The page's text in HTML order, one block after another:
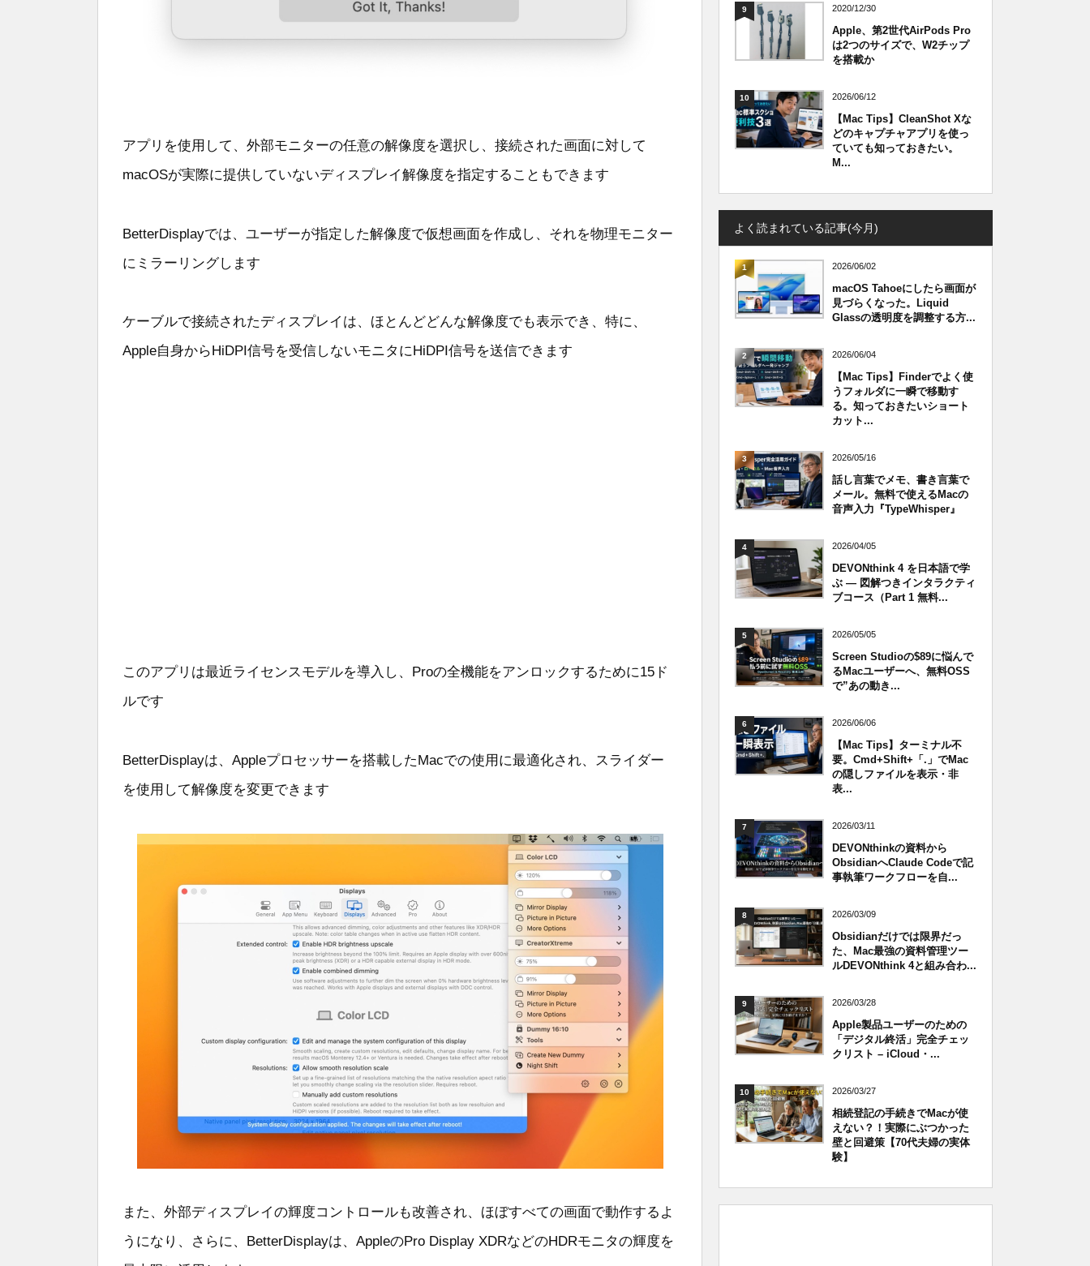
アプリを使用して、外部モニターの任意の解像度を選択し、接続された画面に対して
macOSが実際に提供していないディスプレイ解像度を指定することもできます
BetterDisplayでは、ユーザーが指定した解像度で仮想画面を作成し、それを物理モニター
にミラーリングします
ケーブルで接続されたディスプレイは、ほとんどどんな解像度でも表示でき、特に、
Apple自身からHiDPI信号を受信しないモニタにHiDPI信号を送信できます
このアプリは最近ライセンスモデルを導入し、Proの全機能をアンロックするために15ド
ルです
BetterDisplayは、Appleプロセッサーを搭載したMacでの使用に最適化され、スライダー
を使用して解像度を変更できます
また、外部ディスプレイの輝度コントロールも改善され、ほぼすべての画面で動作するよ
うになり、さらに、BetterDisplayは、AppleのPro Display XDRなどのHDRモニタの輝度を
9 2020/12/30
Apple、第2世代AirPods Pro
は2つのサイズで、W2チップ
を搭載か
10 2026/06/12
【Mac Tips】CleanShot Xな
どのキャプチャアプリを使っ
ていても知っておきたい。
M...
よく読まれている記事(今月)
1 2026/06/02
macOS Tahoeにしたら画面が
見づらくなった。Liquid
Glassの透明度を調整する方...
2 2026/06/04
【Mac Tips】Finderでよく使
うフォルダに一瞬で移動す
る。知っておきたいショート
カット...
3 2026/05/16
話し言葉でメモ、書き言葉で
メール。無料で使えるMacの
音声入力『TypeWhisper』
4 2026/04/05
DEVONthink 4 を日本語で学
ぶ — 図解つきインタラクティ
ブコース（Part 1 無料...
5 2026/05/05
Screen Studioの$89に悩んで
るMacユーザーへ、無料OSS
で”あの動き...
6 2026/06/06
【Mac Tips】ターミナル不
要。Cmd+Shift+「.」でMac
の隠しファイルを表示・非
表...
7 2026/03/11
DEVONthinkの資料から
ObsidianへClaude Codeで記
事執筆ワークフローを自...
8 2026/03/09
Obsidianだけでは限界だっ
た、Mac最強の資料管理ツー
ルDEVONthink 4と組み合わ...
9 2026/03/28
Apple製品ユーザーのための
「デジタル終活」完全チェッ
クリスト – iCloud・...
10 2026/03/27
相続登記の手続きでMacが使
えない？！実際にぶつかった
壁と回避策【70代夫婦の実体
験】